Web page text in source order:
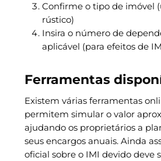
Confirme o tipo de imóvel
rústico)
Insira o número de
aplicável (para efeitos de
Ferramentas
Existem várias ferramentas
permitem simular o valor
ajudando os proprietários a
seus encargos anuais. Ainda
oficial sobre o IMI devido deve